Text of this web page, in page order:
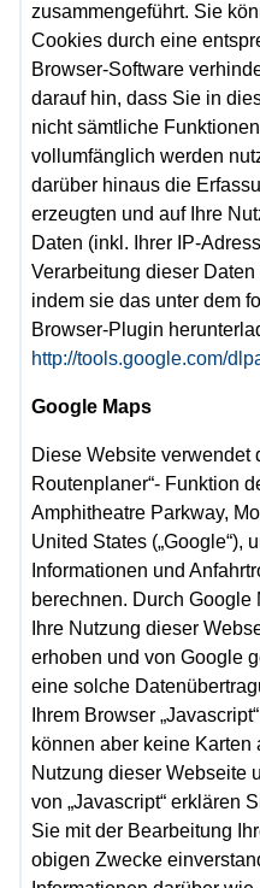
zusammengeführt. Sie
Cookies durch eine
Browser-Software
darauf hin, dass Sie in
nicht sämtliche
vollumfänglich werden
darüber hinaus die
erzeugten und auf Ihre
Daten (inkl. Ihrer IP-
Verarbeitung dieser
indem sie das unter dem
Browser-Plugin
http://tools.google.com/
Google Maps
Diese Website verwendet
Routenplaner“- Funktion
Amphitheatre Parkway,
United States („Google“),
Informationen und
berechnen. Durch
Ihre Nutzung dieser
erhoben und von Google
eine solche
Ihrem Browser
können aber keine
Nutzung dieser Webseite
von „Javascript“ erklären
Sie mit der Bearbeitung
obigen Zwecke